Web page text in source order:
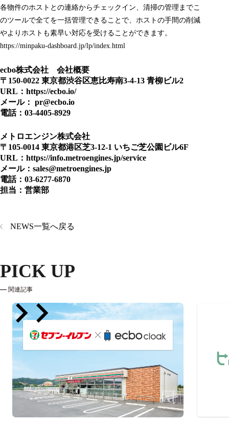
各物件のホストとの連絡からチェックイン、清掃の管理までこ
のツールで全てを一括管理できることで、ホストの手間の削減
やよりホストも素早い対応を受けることができます。
https://minpaku-dashboard.jp/lp/index.html
ecbo株式会社 会社概要
〒150-0022 東京都渋谷区恵比寿南3-4-13 青柳ビル2
URL：https://ecbo.io/
メール： pr@ecbo.io
電話：03-4405-8929
メトロエンジン株式会社
〒105-0014 東京都港区芝3-12-1 いちご芝公園ビル6F
URL：https://info.metroengines.jp/service
メール：sales@metroengines.jp
電話：03-6277-6870
担当：営業部
NEWS一覧へ戻る
PICK UP
関連記事